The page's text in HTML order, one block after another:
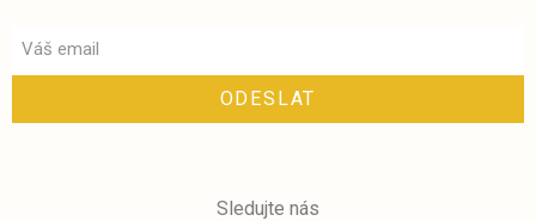
ODESLAT
Sledujte nás